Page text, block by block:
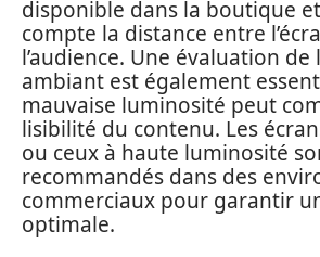
disponible dans la boutique
compte la distance entre
l’audience. Une évaluation de
ambiant est également
mauvaise luminosité peut
lisibilité du contenu. Les
ou ceux à haute luminosité
recommandés dans des
commerciaux pour garantir
optimale.